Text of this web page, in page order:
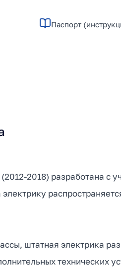
Паспорт
2018) разработана с
штатная электрика
технических